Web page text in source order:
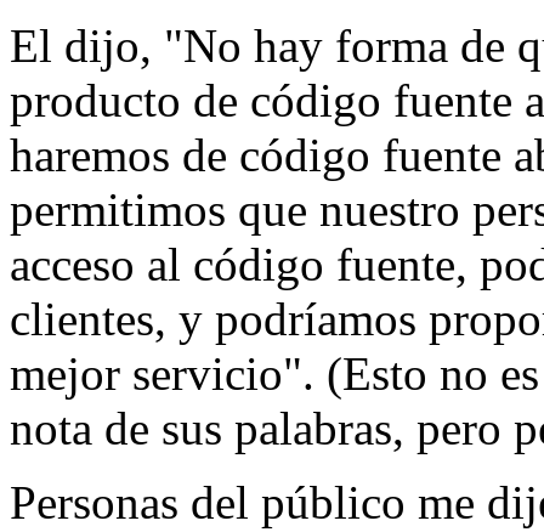
El dijo, "No hay forma de
producto de código fuente
haremos de código fuente
permitimos que nuestro
acceso al código fuente,
clientes, y podríamos
mejor servicio". (Esto no
nota de sus palabras, pero
Personas del público me